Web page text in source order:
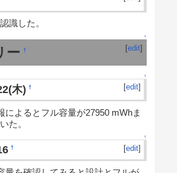
識した。
↑
ー † [edit]
↑
木) † [edit]
によるとフル容量が27950 mWhま
た。
↑
† [edit]